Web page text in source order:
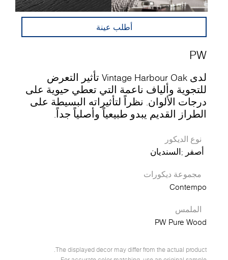
PW
أطلب عينة
لدى Vintage Harbour Oak تأثير التعرض
للتجوية وألياف ناعمة التي تعطي حيوية على
درجات الألوان. نظراً لتأثيراته البسيطة على
الطراز القديم يبدو طبيعياً وأصلياً جداً.
نوع الديكور
أصفر السنديان
مجموعة ديكورات
Contempo
الملمس
PW Pure Wood
The displayed decor may differ from the actual product.